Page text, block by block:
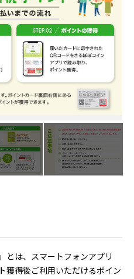
とは、スマートフォンアプリ
獲得後ご利用いただけるポイン